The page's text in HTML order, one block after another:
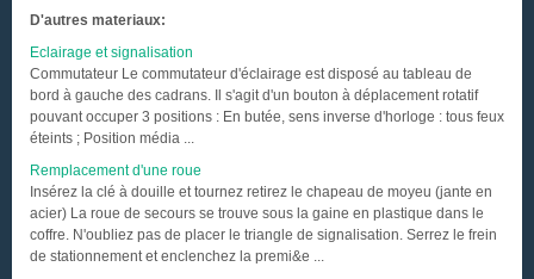
D'autres materiaux:
Eclairage et signalisation
Commutateur Le commutateur d'éclairage est disposé au tableau de
bord à gauche des cadrans. Il s'agit d'un bouton à déplacement rotatif
pouvant occuper 3 positions : En butée, sens inverse d'horloge : tous feux
éteints ; Position média ...
Remplacement d'une roue
Insérez la clé à douille et tournez retirez le chapeau de moyeu (jante en
acier) La roue de secours se trouve sous la gaine en plastique dans le
coffre. N'oubliez pas de placer le triangle de signalisation. Serrez le frein
de stationnement et enclenchez la premi&e ...